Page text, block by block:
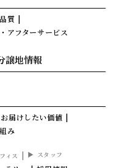
質
アフターサービス
譲地情報
お届けしたい価値
み
ィス スタッフ